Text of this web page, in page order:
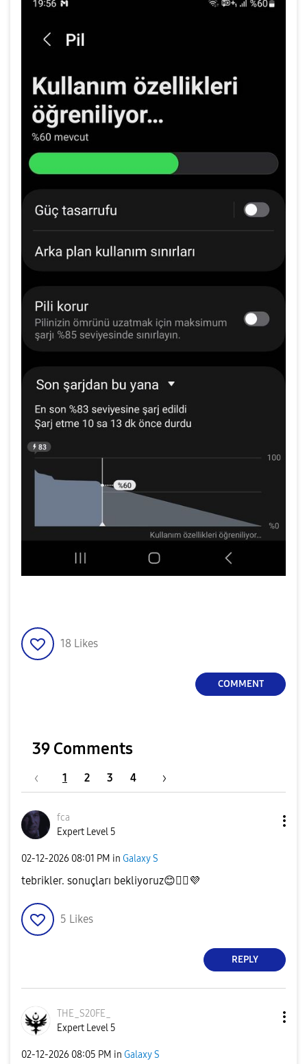
18 Likes
COMMENT
39 Comments
1 2 3 4
fca
Expert Level 5
‎02-12-2026 08:01 PM in Galaxy S
tebrikler. sonuçları bekliyoruz😊👍🏻 💜
5 Likes
REPLY
THE_S20FE_
Expert Level 5
‎02-12-2026 08:05 PM in Galaxy S